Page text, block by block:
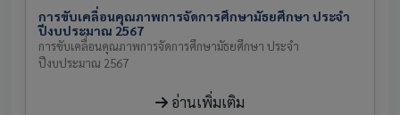
การขับเคลื่อนคุณภาพการจัดการศึกษามัธยศึกษา ประจำ
ปีงบประมาณ 2567
การขับเคลื่อนคุณภาพการจัดการศึกษามัธยศึกษา ประจำ
ปีงบประมาณ 2567
อ่านเพิ่มเติม